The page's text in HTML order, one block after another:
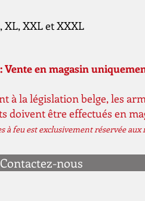
XL, XXL et XXXL
en magasin
à la législation belge, les
doivent être effectués en
à feu est exclusivement réservée aux
Contactez-nous